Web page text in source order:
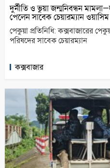
দুর্নীতি ও ভুয়া জন্মনিবন্ধন
পেলেন সাবেক চেয়ারম্যান ওয়াসিম
পেকুয়া প্রতিনিধি: কক্সবাজারের
পরিষদের সাবেক চেয়ারম্যান
কক্সবাজার